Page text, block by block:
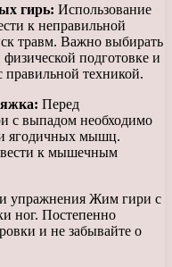
гирь: Использование
к неправильной
травм. Важно выбирать
подготовке и
техникой.
Перед
с выпадом необходимо
и ягодичных мышц.
к мышечным
упражнения Жим гири с
ног. Постепенно
и не забывайте о